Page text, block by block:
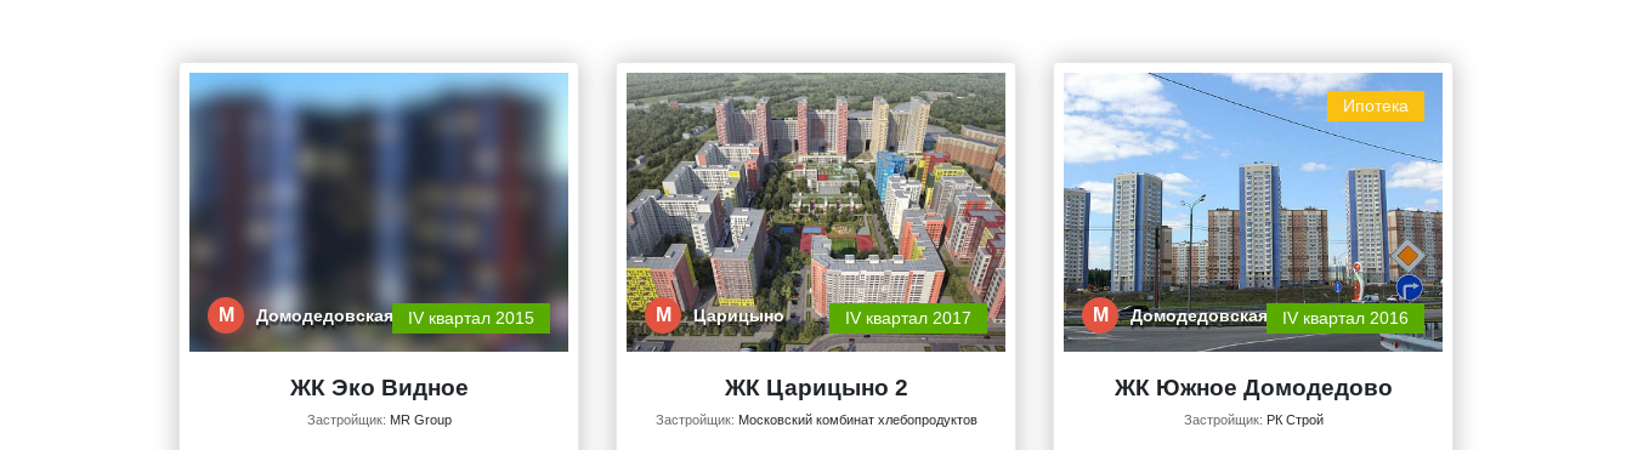
М Домодедовская IV квартал 2015
ЖК Эко Видное
Застройщик: MR Group
М Царицыно IV квартал 2017
ЖК Царицыно 2
Застройщик: Московский комбинат хлебопродуктов
Ипотека
М Домодедовская IV квартал 2016
ЖК Южное Домодедово
Застройщик: РК Строй